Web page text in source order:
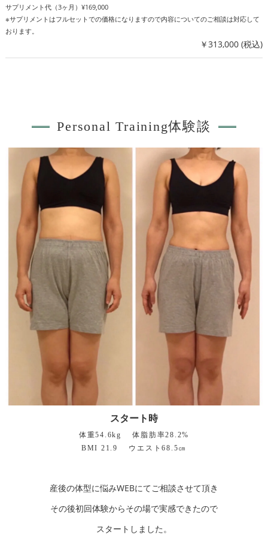
サプリメント代（3ヶ月）¥169,000
※サプリメントはフルセットでの価格になりますので内容についてのご相談は対応して
おります。
￥313,000 (税込)
Personal Training体験談
スタート時
体重54.6kg 体脂肪率28.2%
BMI 21.9 ウエスト68.5㎝
産後の体型に悩みWEBにてご相談させて頂き
その後初回体験からその場で実感できたので
スタートしました。